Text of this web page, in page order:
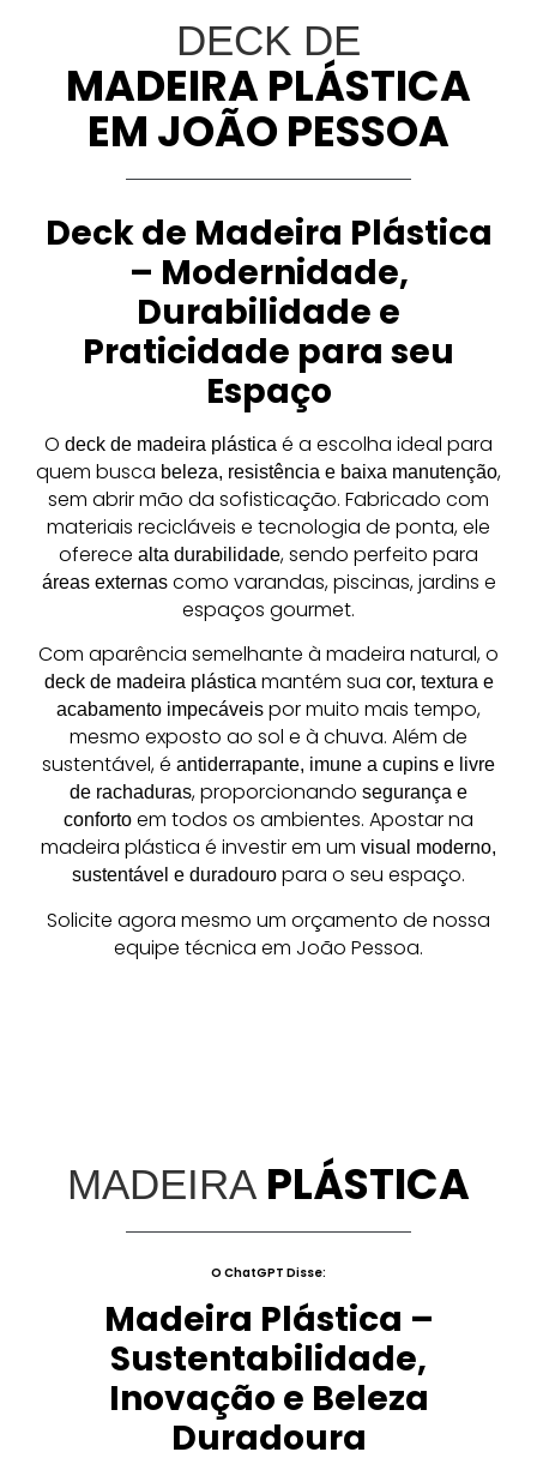
DECK DE
MADEIRA PLÁSTICA
EM JOÃO PESSOA
Deck de Madeira Plástica
– Modernidade,
Durabilidade e
Praticidade para seu
Espaço
O deck de madeira plástica é a escolha ideal para
quem busca beleza, resistência e baixa manutenção,
sem abrir mão da sofisticação. Fabricado com
materiais recicláveis e tecnologia de ponta, ele
oferece alta durabilidade, sendo perfeito para
áreas externascomo varandas, piscinas, jardins e
espaços gourmet.
Com aparência semelhante à madeira natural, o
deck de madeira plásticamantém sua cor, textura e
acabamento impecáveis por muito mais tempo,
mesmo exposto ao sol e à chuva. Além de
sustentável, é antiderrapante, imune a cupins e livre
de rachaduras, proporcionando segurança e
conforto em todos os ambientes. Apostar na
madeira plástica é investir em um visual moderno,
sustentável e duradouro para o seu espaço.
Solicite agora mesmo um orçamento de nossa
equipe técnica em João Pessoa.
MADEIRA PLÁSTICA
O ChatGPT Disse:
Madeira Plástica –
Sustentabilidade,
Inovação e Beleza
Duradoura